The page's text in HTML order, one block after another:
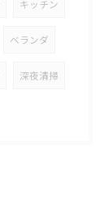
キッチン
ベランダ
深夜清掃